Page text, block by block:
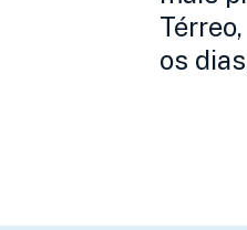
os